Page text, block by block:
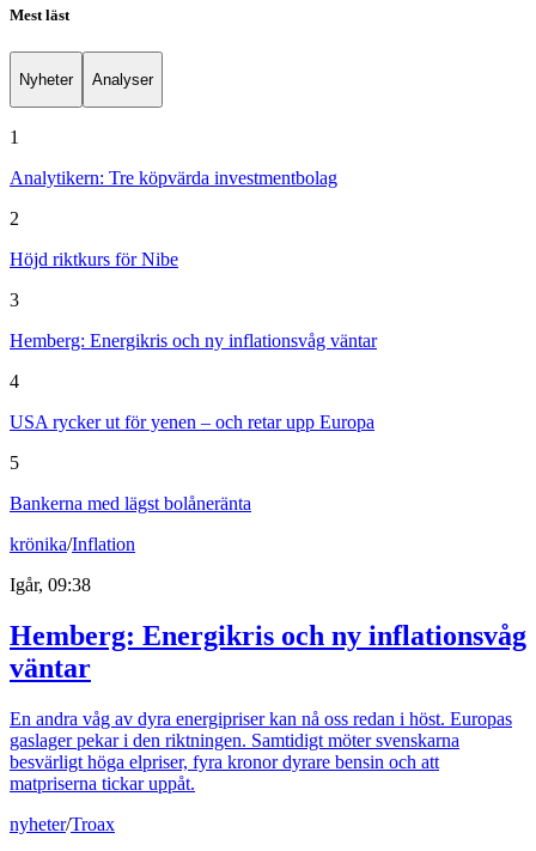
Mest läst
Nyheter Analyser
1
Analytikern: Tre köpvärda investmentbolag
2
Höjd riktkurs för Nibe
3
Hemberg: Energikris och ny inflationsvåg väntar
4
USA rycker ut för yenen – och retar upp Europa
5
Bankerna med lägst bolåneränta
krönika/Inflation
Igår, 09:38
Hemberg: Energikris och ny inflationsvåg
väntar
En andra våg av dyra energipriser kan nå oss redan i höst. Europas
gaslager pekar i den riktningen. Samtidigt möter svenskarna
besvärligt höga elpriser, fyra kronor dyrare bensin och att
matpriserna tickar uppåt.
nyheter/Troax